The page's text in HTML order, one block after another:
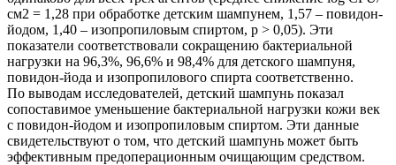
см2 = 1,28 при обработке детским шампунем, 1,57 – повидон-
йодом, 1,40 – изопропиловым спиртом, p > 0,05). Эти
показатели соответствовали сокращению бактериальной
нагрузки на 96,3%, 96,6% и 98,4% для детского шампуня,
повидон-йода и изопропилового спирта соответственно.
По выводам исследователей, детский шампунь показал
сопоставимое уменьшение бактериальной нагрузки кожи век
с повидон-йодом и изопропиловым спиртом. Эти данные
свидетельствуют о том, что детский шампунь может быть
эффективным предоперационным очищающим средством.